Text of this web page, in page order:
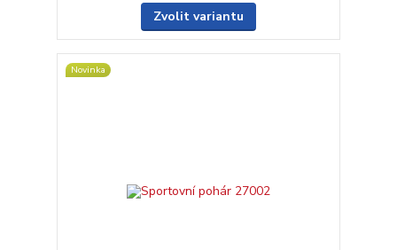
Zvolit variantu
Novinka